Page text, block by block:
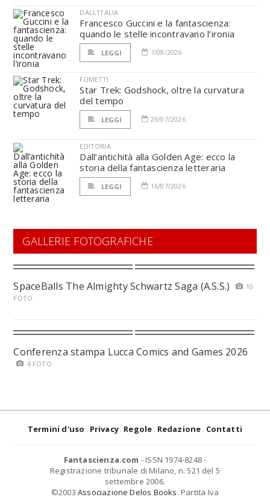
DALL'ITALIA
Francesco Guccini e la fantascienza:
quando le stelle incontravano l’ironia
LEGGI 7/08/2026
FUMETTI
Star Trek: Godshock, oltre la curvatura
del tempo
LEGGI 26/07/2026
EDITORIA
Dall’antichità alla Golden Age: ecco la
storia della fantascienza letteraria
LEGGI 16/07/2026
GALLERIE FOTOGRAFICHE
SpaceBalls The Almighty Schwartz Saga (A.S.S.)
10
FOTO
Conferenza stampa Lucca Comics and Games 2026
4 FOTO
Termini d'uso Privacy Regole Redazione Contatti
Fantascienza.com - ISSN 1974-8248 -
Registrazione tribunale di Milano, n. 521 del 5
settembre 2006.
©2003 Associazione Delos Books. Partita Iva